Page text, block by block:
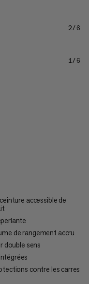
2/6
1/6
accessible de
de rangement accru
double sens
contre les carres